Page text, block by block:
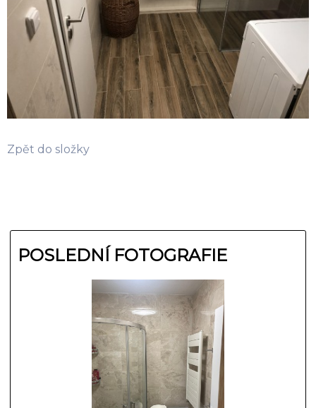
Zpět do složky
POSLEDNÍ FOTOGRAFIE